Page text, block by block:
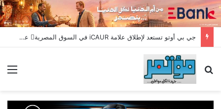
جي بي أوتو تستعد لإطلاق علامة iCAUR في السوق المصرية علامة عالمية جديدة لسيارات الطاقة الجديدة تجمع بين التكنولوجيا الذكية والتصميم الجريء وروح المغامر
بحث عن